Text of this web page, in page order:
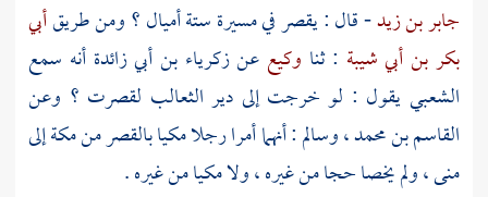
جابر بن زيد- قال : يقصر في مسيرة ستة أميال ؟ ومن طريقأبي
بكر بن أبي شيبة : ثنا وكيع عنزكرياء بن أبي زائدةأنه سمع
الشعبي يقول : لو خرجت إلى دير الثعالب لقصرت ؟ وعن
القاسم بن محمد،وسالم: أنهما أمرا رجلا مكيا بالقصر منمكةإلى
منى، ولم يخصا حجا من غيره ، ولا مكيا من غيره .